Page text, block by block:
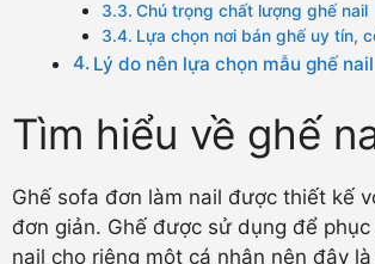
Chú trọng chất lượng ghế nail
Lựa chọn nơi bán ghế uy tín,
Lý do nên lựa chọn mẫu ghế
Tìm hiểu về ghế
Ghế sofa đơn làm nail được thiết kế
đơn giản. Ghế được sử dụng để
nail cho riêng một cá nhân nên đây